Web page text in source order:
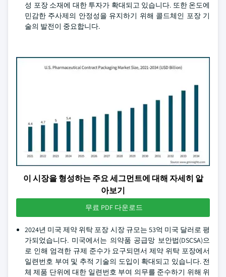
성 포장 소재에 대한 투자가 확대되고 있습니다. 또한 온도에
민감한 주사제의 안정성을 유지하기 위해 콜드체인 포장 기
술의 발전이 중요합니다.
이 시장을 형성하는 주요 세그먼트에 대해 자세히 알
아보기
무료 PDF 다운로드
2024년 미국 제약 위탁 포장 시장 규모는 53억 미국 달러로 평
가되었습니다. 미국에서는 의약품 공급망 보안법(DSCSA)으
로 인해 엄격한 규제 준수가 요구되면서 제약 위탁 포장에서
일련번호 부여 및 추적 기술의 도입이 확대되고 있습니다. 전
체 제품 단위에 대한 일련번호 부여 의무를 준수하기 위해 위